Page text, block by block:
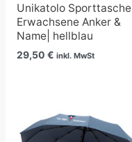
Unikatolo Sporttasche
Erwachsene Anker &
Name| hellblau
29,50 € inkl. MwSt